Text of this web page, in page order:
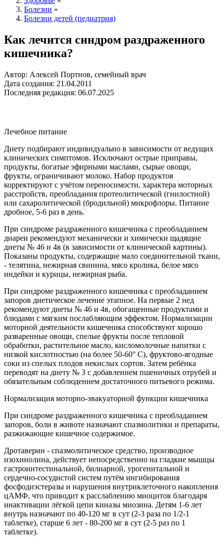
Болезни »
Болезни детей (педиатрия)
Как лечится синдром раздраженного
кишечника?
Автор: Алексей Портнов, семейный врач
Дата создания: 21.04.2011
Последняя редакция: 06.07.2025
Лечебное питание
Диету подбирают индивидуально в зависимости от ведущих
клинических симптомов. Исключают острые приправы,
продукты, богатые эфирными маслами, сырые овощи,
фрукты, ограничивают молоко. Набор продуктов
корректируют с учётом переносимости, характера моторных
расстройств, преобладания протеолитической (гнилостной)
или сахаролитической (бродильной) микрофлоры. Питание
дробное, 5-6 раз в день.
При синдроме раздраженного кишечника с преобладанием
диареи рекомендуют механически и химически щадящие
диеты № 46 и 4в (в зависимости от клинической картины).
Показаны продукты, содержащие мало соединительной ткани,
- телятина, нежирная свинина, мясо кролика, белое мясо
индейки и курицы, нежирная рыба.
При синдроме раздраженного кишечника с преобладанием
запоров диетическое лечение этапное. На первые 2 нед
рекомендуют диеты № 46 и 4в, обогащенные продуктами и
блюдами с мягким послабляющим эффектом. Нормализации
моторной деятельности кишечника способствуют хорошо
разваренные овощи, спелые фрукты после тепловой
обработки, растительное масло, кисломолочные напитки с
низкой кислотностью (на более 50-60° С), фруктово-ягодные
соки из спелых плодов некислых сортов. Затем ребёнка
переводят на диету № 3 с добавлением пшеничных отрубей и
обязательным соблюдением достаточного питьевого режима.
Нормализация моторно-эвакуаторной функции кишечника
При синдроме раздраженного кишечника с преобладанием
запоров, боли в животе назначают спазмолитики и препараты,
разжижающие кишечное содержимое.
Дротаверин - спазмолитическое средство, производное
изохинолина, действует непосредственно на гладкие мышцы
гастроинтестинальной, билиарной, урогенитальной и
сердечно-сосудистой систем путём ингибирования
фосфодиэстеразы и нарушения внутриклеточного накопления
цАМФ, что приводит к расслаблению миоцитов благодаря
инактивации лёгкой цепи киназы миозина. Детям 1-6 лет
внутрь назначают по 40-120 мг в сут (2-3 раза по 1/2-1
таблетке), старше 6 лет - 80-200 мг в сут (2-5 раз по 1
таблетке).